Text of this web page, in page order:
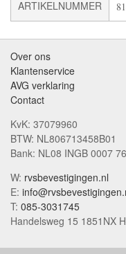
ARTIKELNUMMER
Over ons
Klantenservice
AVG verklaring
Contact
KvK: 37079960
BTW: NL806713458B01
Bank: NL08 INGB 0007
W: rvsbevestigingen.nl
E:
T: 085-3031745
Handelsweg 15 1851NX